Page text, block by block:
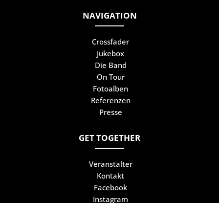
NAVIGATION
Crossfader
Jukebox
Die Band
On Tour
Fotoalben
Referenzen
Presse
GET TOGETHER
Veranstalter
Kontakt
Facebook
Instagram